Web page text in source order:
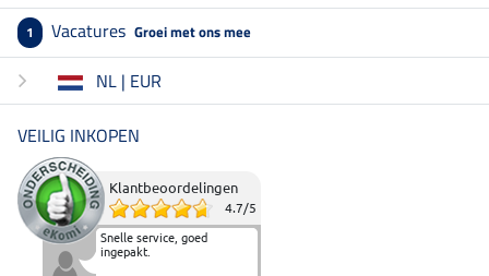
1 Vacatures Groei met ons mee
NL | EUR
VEILIG INKOPEN
Klantbeoordelingen
4.7/5
Snelle service, goed
ingepakt.